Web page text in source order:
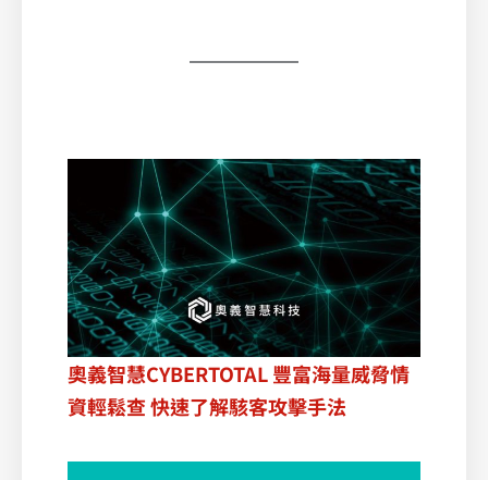
奧義智慧CYBERTOTAL 豐富海量威脅情
資輕鬆查 快速了解駭客攻擊手法